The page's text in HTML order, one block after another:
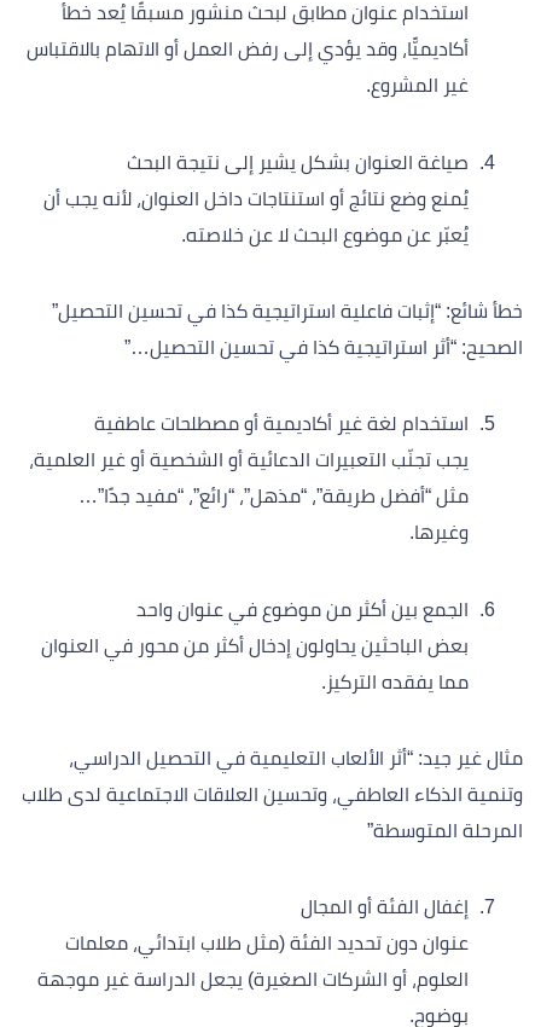
استخدام عنوان مطابق لبحث منشور مسبقًا يُعد خطأ
أكاديميًّا، وقد يؤدي إلى رفض العمل أو الاتهام بالاقتباس
غير المشروع.
صياغة العنوان بشكل يشير إلى نتيجة البحث
يُمنع وضع نتائج أو استنتاجات داخل العنوان، لأنه يجب أن
يُعبّر عن موضوع البحث لا عن خلاصته.
خطأ شائع: “إثبات فاعلية استراتيجية كذا في تحسين التحصيل”
الصحيح: “أثر استراتيجية كذا في تحسين التحصيل…”
استخدام لغة غير أكاديمية أو مصطلحات عاطفية
يجب تجنّب التعبيرات الدعائية أو الشخصية أو غير العلمية،
مثل “أفضل طريقة”، “مذهل”، “رائع”، “مفيد جدًا”…
وغيرها.
الجمع بين أكثر من موضوع في عنوان واحد
بعض الباحثين يحاولون إدخال أكثر من محور في العنوان
مما يفقده التركيز.
مثال غير جيد: “أثر الألعاب التعليمية في التحصيل الدراسي،
وتنمية الذكاء العاطفي، وتحسين العلاقات الاجتماعية لدى طلاب
المرحلة المتوسطة”
إغفال الفئة أو المجال
عنوان دون تحديد الفئة (مثل طلاب ابتدائي، معلمات
العلوم، أو الشركات الصغيرة) يجعل الدراسة غير موجهة
بوضوح.